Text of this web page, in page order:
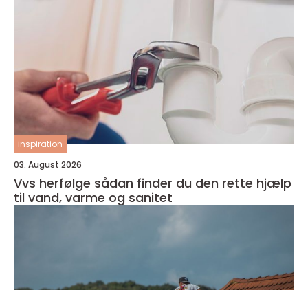
inspiration
03. August 2026
Vvs herfølge sådan finder du den rette hjælp
til vand, varme og sanitet